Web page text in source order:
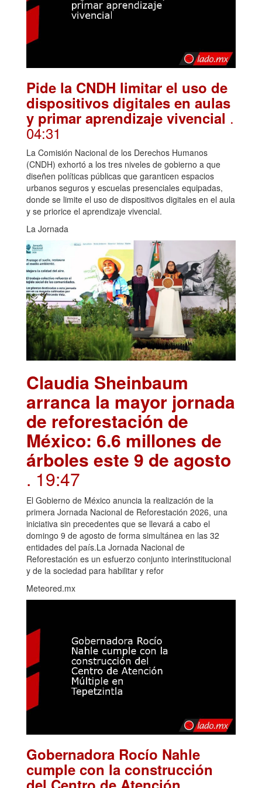
Pide la CNDH limitar el uso de
dispositivos digitales en aulas
y primar aprendizaje vivencial .
04:31
La Comisión Nacional de los Derechos Humanos
(CNDH) exhortó a los tres niveles de gobierno a que
diseñen políticas públicas que garanticen espacios
urbanos seguros y escuelas presenciales equipadas,
donde se limite el uso de dispositivos digitales en el aula
y se priorice el aprendizaje vivencial.
La Jornada
Claudia Sheinbaum
arranca la mayor jornada
de reforestación de
México: 6.6 millones de
árboles este 9 de agosto
. 19:47
El Gobierno de México anuncia la realización de la
primera Jornada Nacional de Reforestación 2026, una
iniciativa sin precedentes que se llevará a cabo el
domingo 9 de agosto de forma simultánea en las 32
entidades del país.La Jornada Nacional de
Reforestación es un esfuerzo conjunto interinstitucional
y de la sociedad para habilitar y refor
Meteored.mx
Gobernadora Rocío Nahle
cumple con la construcción